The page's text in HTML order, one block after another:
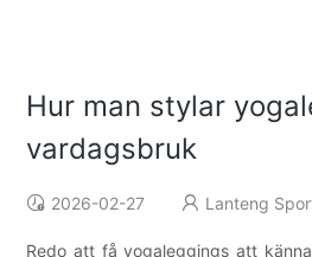
Hur man stylar
vardagsbruk
2026-02-27 Lanteng
Redo att få yogaleggings att